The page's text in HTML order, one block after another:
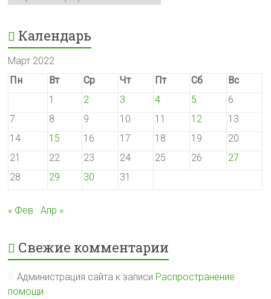
Календарь
Март 2022
Пн
Вт Ср Чт Пт Сб
Вс
1
2 3 4 5
6
7
8 9 10 11 12
13
14
15 16 17 18 19
20
21
22 23 24 25 26
27
28
29 30 31
« Фев Апр »
Свежие комментарии
Администрация сайта к записи Распространение
помощи